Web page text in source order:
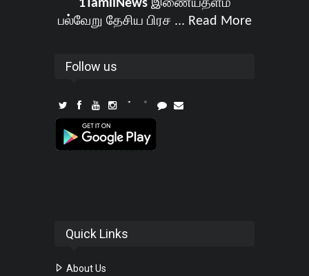
1TamilNewsஇணையதளம்
பல்வேறு தேசிய பிரச ... Read More
Follow us
Quick Links
About Us